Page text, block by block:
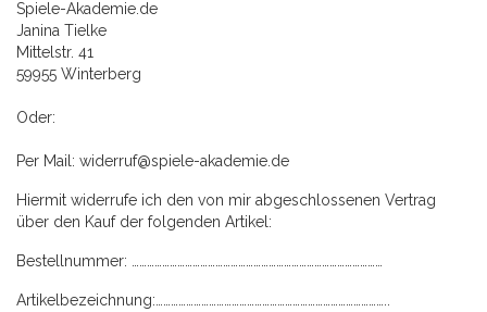
Spiele-Akademie.de
Janina Tielke
Mittelstr. 41
59955 Winterberg
Oder:
Per Mail: widerruf@spiele-akademie.de
Hiermit widerrufe ich den von mir abgeschlossenen Vertrag
über den Kauf der folgenden Artikel:
Bestellnummer: ………………………………………………………………………………………
Artikelbezeichnung:………………………………………………………………………………..